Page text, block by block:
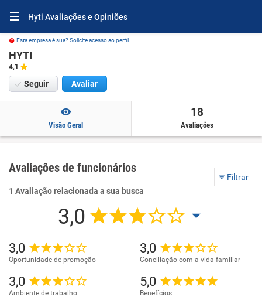
Hyti Avaliações e Opiniões
Esta empresa é sua? Solicite acesso ao perfil.
HYTI
4,1
Seguir Avaliar
Visão Geral
18
Avaliações
Avaliações de funcionários
Filtrar
1 Avaliação relacionada a sua busca
3,0
3,0
Oportunidade de promoção
3,0
Conciliação com a vida familiar
3,0
Ambiente de trabalho
5,0
Benefícios